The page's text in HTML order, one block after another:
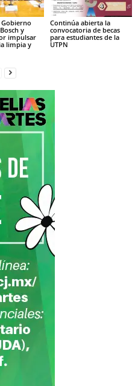
Gobierno
y
impulsar
limpia y
Continúa abierta la
convocatoria de becas
para estudiantes de la
UTPN